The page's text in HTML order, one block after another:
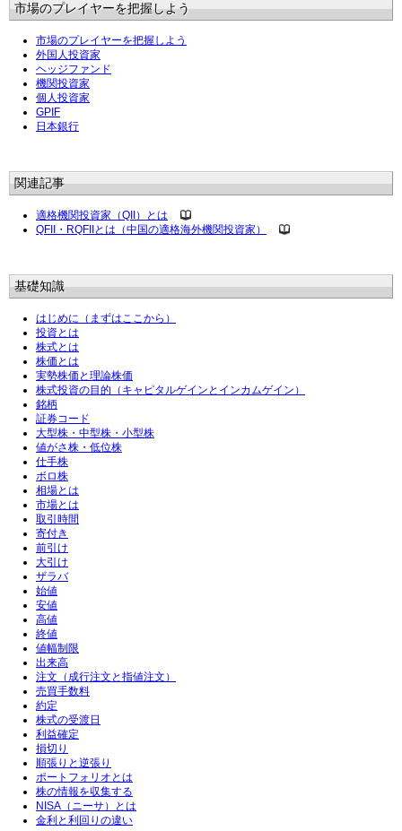
市場のプレイヤーを把握しよう
市場のプレイヤーを把握しよう
外国人投資家
ヘッジファンド
機関投資家
個人投資家
GPIF
日本銀行
関連記事
適格機関投資家（QII）とは
QFII・RQFIIとは（中国の適格海外機関投資家）
基礎知識
はじめに（まずはここから）
投資とは
株式とは
株価とは
実勢株価と理論株価
株式投資の目的（キャピタルゲインとインカムゲイン）
銘柄
証券コード
大型株・中型株・小型株
値がさ株・低位株
仕手株
ボロ株
相場とは
市場とは
取引時間
寄付き
前引け
大引け
ザラバ
始値
安値
高値
終値
値幅制限
出来高
注文（成行注文と指値注文）
売買手数料
約定
株式の受渡日
利益確定
損切り
順張りと逆張り
ポートフォリオとは
株の情報を収集する
NISA（ニーサ）とは
金利と利回りの違い